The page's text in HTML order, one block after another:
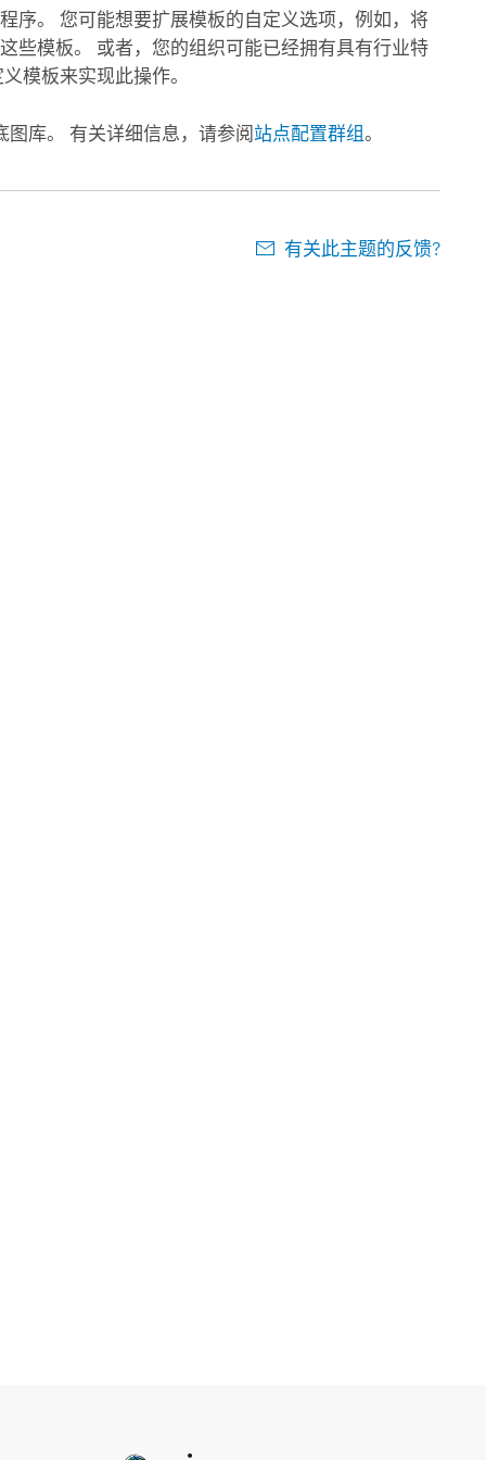
序。 您可能想要扩展模板的自定义选项，例如，将
些模板。 或者，您的组织可能已经拥有具有行业特
模板来实现此操作。
库。 有关详细信息，请参阅站点配置群组。
有关此主题的反馈?